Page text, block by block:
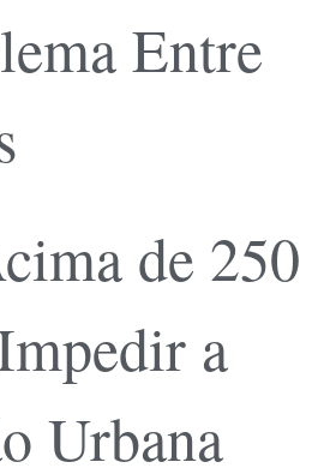
Entre
de 250
a
Urbana